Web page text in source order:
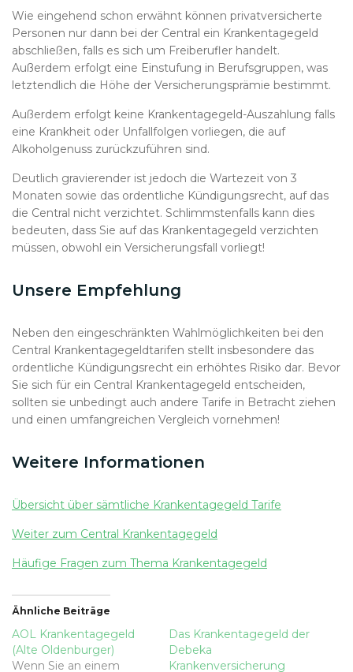
Wie eingehend schon erwähnt können privatversicherte
Personen nur dann bei der Central ein Krankentagegeld
abschließen, falls es sich um Freiberufler handelt.
Außerdem erfolgt eine Einstufung in Berufsgruppen, was
letztendlich die Höhe der Versicherungsprämie bestimmt.
Außerdem erfolgt keine Krankentagegeld-Auszahlung falls
eine Krankheit oder Unfallfolgen vorliegen, die auf
Alkoholgenuss zurückzuführen sind.
Deutlich gravierender ist jedoch die Wartezeit von 3
Monaten sowie das ordentliche Kündigungsrecht, auf das
die Central nicht verzichtet. Schlimmstenfalls kann dies
bedeuten, dass Sie auf das Krankentagegeld verzichten
müssen, obwohl ein Versicherungsfall vorliegt!
Unsere Empfehlung
Neben den eingeschränkten Wahlmöglichkeiten bei den
Central Krankentagegeldtarifen stellt insbesondere das
ordentliche Kündigungsrecht ein erhöhtes Risiko dar. Bevor
Sie sich für ein Central Krankentagegeld entscheiden,
sollten sie unbedingt auch andere Tarife in Betracht ziehen
und einen umfangreichen Vergleich vornehmen!
Weitere Informationen
Übersicht über sämtliche Krankentagegeld Tarife
Weiter zum Central Krankentagegeld
Häufige Fragen zum Thema Krankentagegeld
Ähnliche Beiträge
AOL Krankentagegeld
(Alte Oldenburger)
Wenn Sie an einem
Das Krankentagegeld der
Debeka
Krankenversicherung